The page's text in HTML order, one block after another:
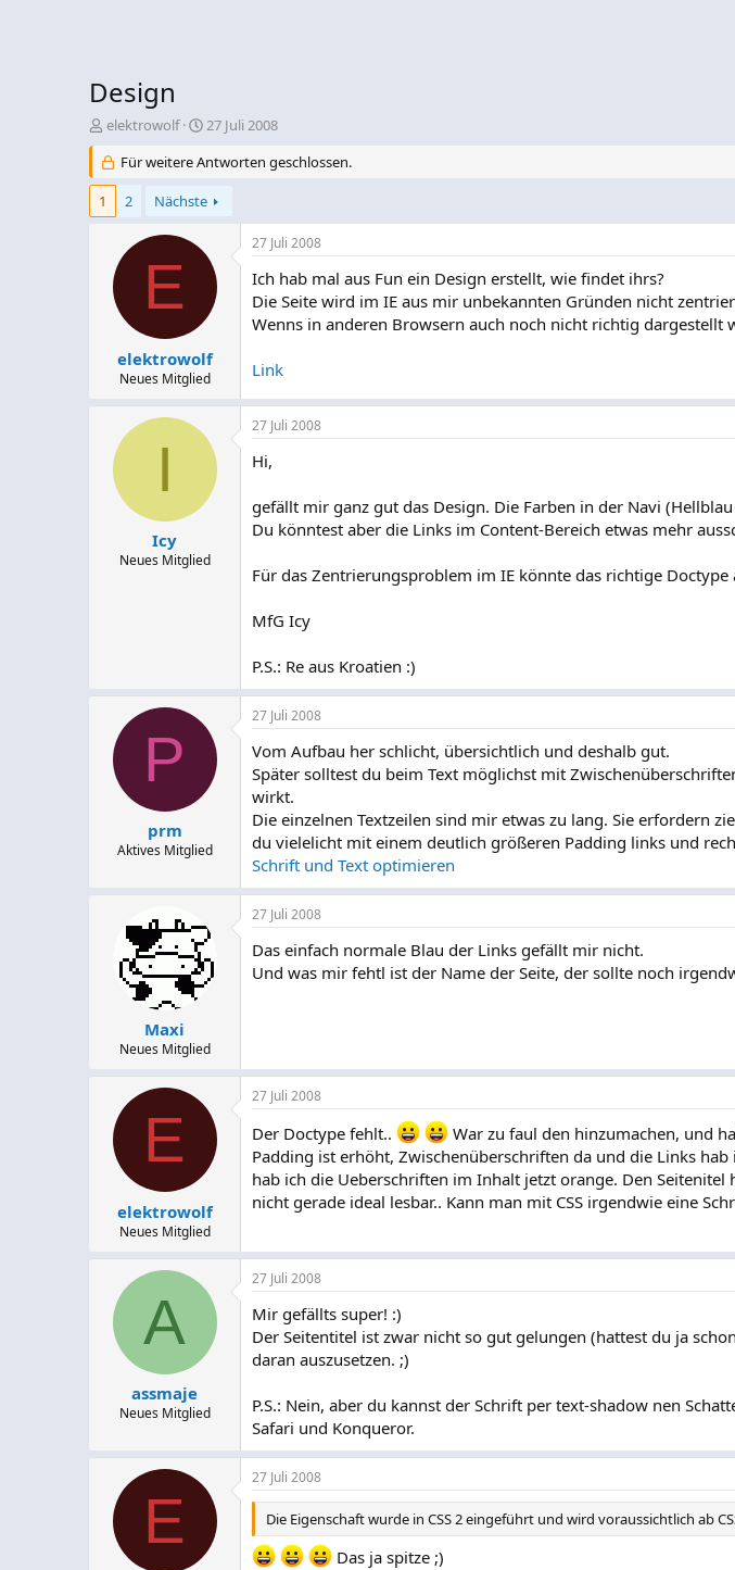
Design
E
s
t
l
elektrowolf
E
s
e
t
m
27 Juli 2008
Für weitere Antworten geschlossen.
1
2 Nächste
E
elektrowolf
Neues Mitglied
27 Juli 2008
Ich hab mal aus Fun ein Design erstellt, wie findet ihrs?
Die Seite wird im IE aus mir unbekannten Gründen nicht
Wenns in anderen Browsern auch noch nicht richtig dargestellt
Link
I
Icy
Neues Mitglied
27 Juli 2008
Hi,
gefällt mir ganz gut das Design. Die Farben in der Navi
Du könntest aber die Links im Content-Bereich etwas mehr
Für das Zentrierungsproblem im IE könnte das richtige Doctype
MfG Icy
P.S.: Re aus Kroatien :)
P
prm
Aktives Mitglied
27 Juli 2008
Vom Aufbau her schlicht, übersichtlich und deshalb gut.
Später solltest du beim Text möglichst mit
wirkt.
Die einzelnen Textzeilen sind mir etwas zu lang. Sie erfordern
du vielelicht mit einem deutlich größeren Padding links und
Schrift und Text optimieren
Maxi
Neues Mitglied
27 Juli 2008
Das einfach normale Blau der Links gefällt mir nicht.
Und was mir fehtl ist der Name der Seite, der sollte noch
E
elektrowolf
Neues Mitglied
27 Juli 2008
Der Doctype fehlt..
War zu faul den hinzumachen, und
Padding ist erhöht, Zwischenüberschriften da und die Links
hab ich die Ueberschriften im Inhalt jetzt orange. Den
nicht gerade ideal lesbar.. Kann man mit CSS irgendwie eine
A
assmaje
Neues Mitglied
27 Juli 2008
Mir gefällts super! :)
Der Seitentitel ist zwar nicht so gut gelungen (hattest du ja
daran auszusetzen. ;)
P.S.: Nein, aber du kannst der Schrift per text-shadow nen
Safari und Konqueror.
E
27 Juli 2008
Die Eigenschaft wurde in CSS 2 eingeführt und wird voraussichtlich ab
Das ja spitze ;)